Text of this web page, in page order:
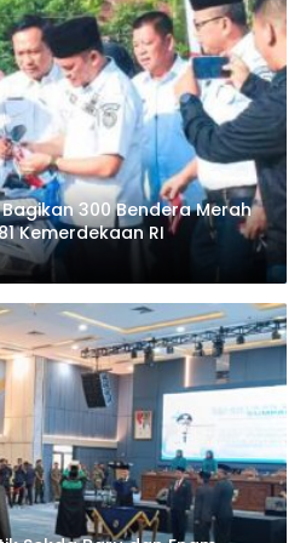
300 Bendera Merah
Kemerdekaan RI